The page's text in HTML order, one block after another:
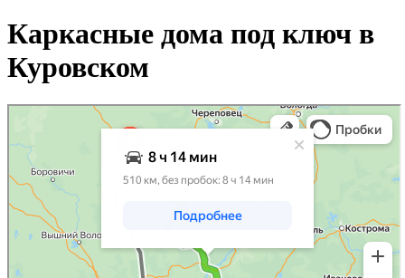
Каркасные дома под ключ в
Куровском